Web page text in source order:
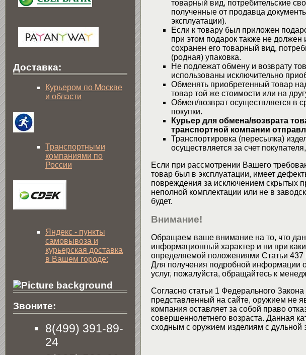
товарный вид, потребительские
полученные от продавца
эксплуатации).
Если к товару был приложен
при этом подарок также не должен
сохранен его товарный вид,
(родная) упаковка.
Не подлежат обмену и возврату
использованы исключительно
Обменять приобретенный товар
товар той же стоимости или на
Обмен/возврат осуществляется в
покупки.
Курьер для обмена/возврата
транспортной компании
Транспортировка (пересылка)
осуществляется за счет
Если при рассмотрении Вашего
товар был в эксплуатации, имеет
повреждения за исключением скрытых
неполной комплектации или не в
будет.
Внимание!
Обращаем ваше внимание на то, что
информационный характер и ни при
определяемой положениями Статьи 437
Для получения подробной информации
услуг, пожалуйста, обращайтесь к
Согласно статьи 1 Федерального
представленный на сайте, оружием не
компания оставляет за собой право
совершеннолетнего возраста. Данная
сходным с оружием изделиям с дульной
Доставка:
Курьером по Москве
и области
Транспортными
компаниями по
России
Яндекс - пункты
самовывоза и
курьерская доставка
в Вашем городе:
Звоните:
8(499) 391-89-
24